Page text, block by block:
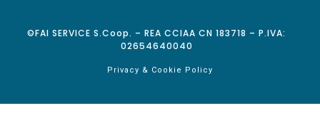
©FAI SERVICE S.Coop. – REA CCIAA CN 183718 – P.IVA:
02654640040
Privacy & Cookie Policy